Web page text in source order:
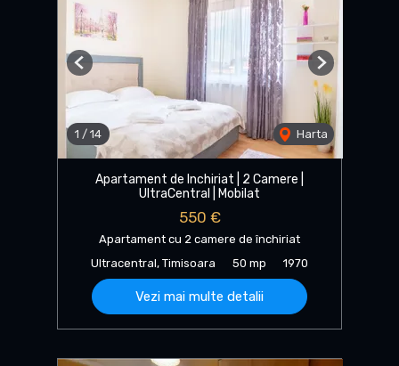
1 / 14 Harta
Previous Next
Apartament de Inchiriat | 2 Camere |
UltraCentral | Mobilat
550 €
Apartament cu 2 camere de închiriat
Ultracentral, Timisoara
50 mp 1970
Vezi mai multe detalii